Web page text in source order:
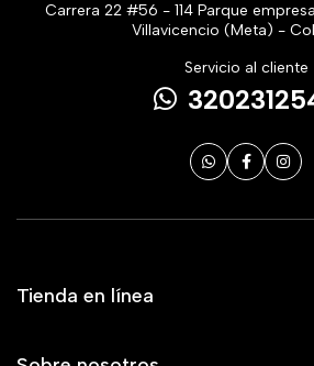
Carrera 22 #56 - 114 Parque
Villavicencio (Meta) -
Servicio al cliente
Tienda en línea